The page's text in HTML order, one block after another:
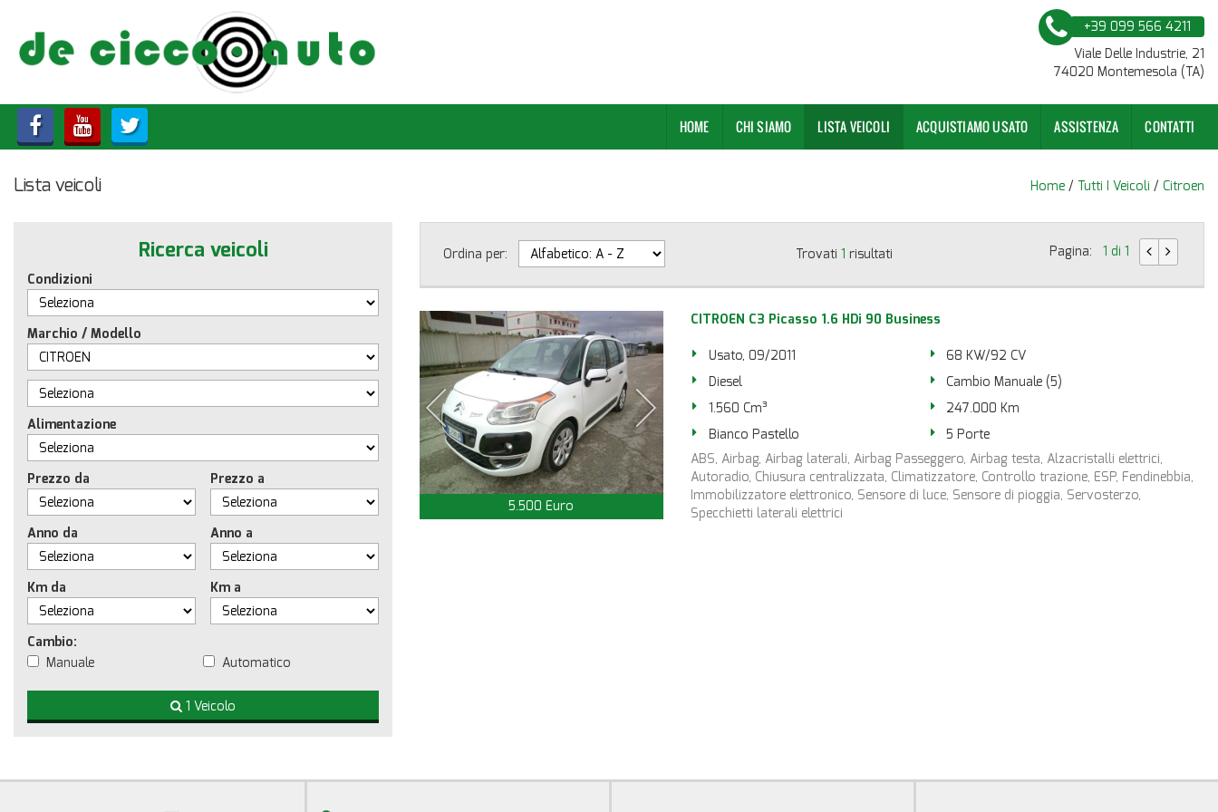
LISTA VEICOLI
ACQUISTIAMO USATO
CONTATTI
+39 099 566 4211
Viale Delle Industrie, 21
74020 Montemesola (TA)
HOME CHI SIAMO LISTA VEICOLI ACQUISTIAMO USATO ASSISTENZA CONTATTI
Lista veicoli Home / Tutti I Veicoli / Citroen
Ricerca veicoli
Condizioni
Marchio / Modello
Alimentazione
Prezzo da Prezzo a
Anno da Anno a
Km da Km a
Cambio:
Manuale
Automatico
1 Veicolo
Ordina per: Trovati 1 risultati Pagina: 1 di 1
5.500 Euro
CITROEN C3 Picasso 1.6 HDi 90 Business
Usato, 09/2011
68 KW/92 CV
Diesel
Cambio Manuale (5)
1.560 Cm³
247.000 Km
Bianco Pastello
5 Porte
ABS, Airbag, Airbag laterali, Airbag Passeggero, Airbag testa, Alzacristalli elettrici,
Autoradio, Chiusura centralizzata, Climatizzatore, Controllo trazione, ESP, Fendinebbia,
Immobilizzatore elettronico, Sensore di luce, Sensore di pioggia, Servosterzo,
Specchietti laterali elettrici